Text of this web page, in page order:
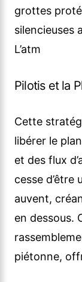
grottes
silencieuses
L’atm
Pilotis et la
Cette
libérer le
et des flux
cesse d’être
auvent,
en dessous.
piétonne,